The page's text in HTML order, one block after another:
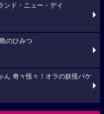
ド・ニュー・デイ
のひみつ
奇々怪々！オラの妖怪バケ